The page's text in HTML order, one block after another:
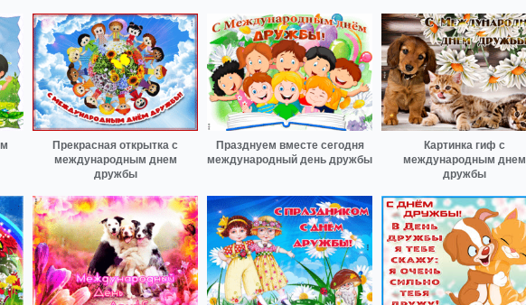
Прекрасная открытка с
международным днем
дружбы
Празднуем вместе сегодня
международный день дружбы
Картинка гиф с
международным днем
дружбы